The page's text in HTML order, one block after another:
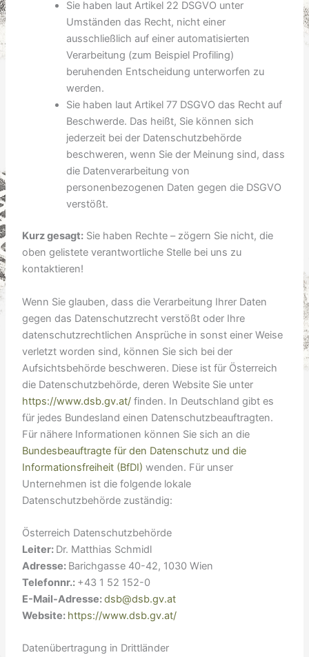
Sie haben laut Artikel 22 DSGVO unter
Umständen das Recht, nicht einer
ausschließlich auf einer automatisierten
Verarbeitung (zum Beispiel Profiling)
beruhenden Entscheidung unterworfen zu
werden.
Sie haben laut Artikel 77 DSGVO das Recht auf
Beschwerde. Das heißt, Sie können sich
jederzeit bei der Datenschutzbehörde
beschweren, wenn Sie der Meinung sind, dass
die Datenverarbeitung von
personenbezogenen Daten gegen die DSGVO
verstößt.
Kurz gesagt: Sie haben Rechte – zögern Sie nicht, die
oben gelistete verantwortliche Stelle bei uns zu
kontaktieren!
Wenn Sie glauben, dass die Verarbeitung Ihrer Daten
gegen das Datenschutzrecht verstößt oder Ihre
datenschutzrechtlichen Ansprüche in sonst einer Weise
verletzt worden sind, können Sie sich bei der
Aufsichtsbehörde beschweren. Diese ist für Österreich
die Datenschutzbehörde, deren Website Sie unter
https://www.dsb.gv.at/ finden. In Deutschland gibt es
für jedes Bundesland einen Datenschutzbeauftragten.
Für nähere Informationen können Sie sich an die
Bundesbeauftragte für den Datenschutz und die
Informationsfreiheit (BfDI) wenden. Für unser
Unternehmen ist die folgende lokale
Datenschutzbehörde zuständig:
Österreich Datenschutzbehörde
Leiter: Dr. Matthias Schmidl
Adresse: Barichgasse 40-42, 1030 Wien
Telefonnr.: +43 1 52 152-0
E-Mail-Adresse:dsb@dsb.gv.at
Website: https://www.dsb.gv.at/
Datenübertragung in Drittländer